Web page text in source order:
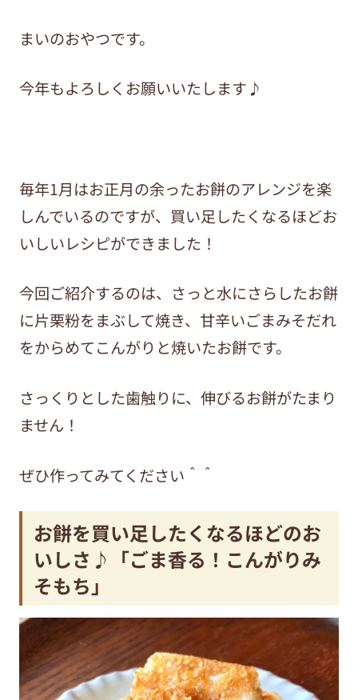
まいのおやつです。
今年もよろしくお願いいたします♪
毎年1月はお正月の余ったお餅のアレンジを楽
しんでいるのですが、買い足したくなるほどお
いしいレシピができました！
今回ご紹介するのは、さっと水にさらしたお餅
に片栗粉をまぶして焼き、甘辛いごまみそだれ
をからめてこんがりと焼いたお餅です。
さっくりとした歯触りに、伸びるお餅がたまり
ません！
ぜひ作ってみてください＾＾
お餅を買い足したくなるほどのお
いしさ♪「ごま香る！こんがりみ
そもち」